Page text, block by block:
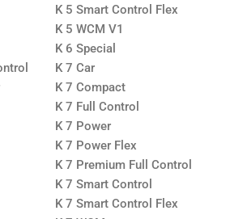
K 5 Smart Control Flex
K 5 WCM V1
K 6 Special
K 7 Car
K 7 Compact
K 7 Full Control
K 7 Power
K 7 Power Flex
K 7 Premium Full Control
K 7 Smart Control
K 7 Smart Control Flex